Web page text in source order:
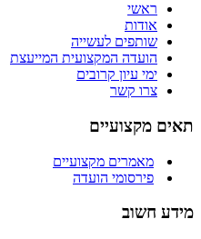
ראשי
אודות
שותפים לעשייה
הועדה המקצועית המייעצת
ימי עיון קרובים
צרו קשר
תאים מקצועיים
מאמרים מקצועיים
פירסומי הועדה
מידע חשוב